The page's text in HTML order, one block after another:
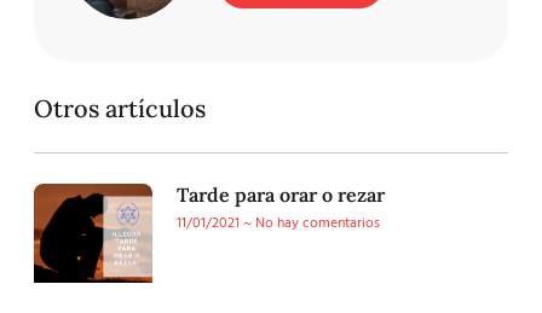
Otros artículos
Tarde para orar o rezar
11/01/2021
No hay comentarios